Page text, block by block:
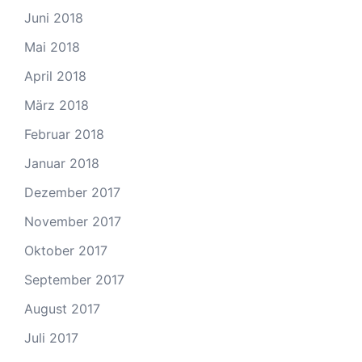
Juni 2018
Mai 2018
April 2018
März 2018
Februar 2018
Januar 2018
Dezember 2017
November 2017
Oktober 2017
September 2017
August 2017
Juli 2017